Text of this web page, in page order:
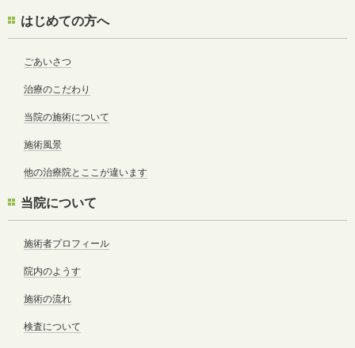
はじめての方へ
ごあいさつ
治療のこだわり
当院の施術について
施術風景
他の治療院とここが違います
当院について
施術者プロフィール
院内のようす
施術の流れ
検査について